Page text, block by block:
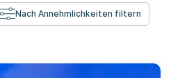
Nach Annehmlichkeiten filtern